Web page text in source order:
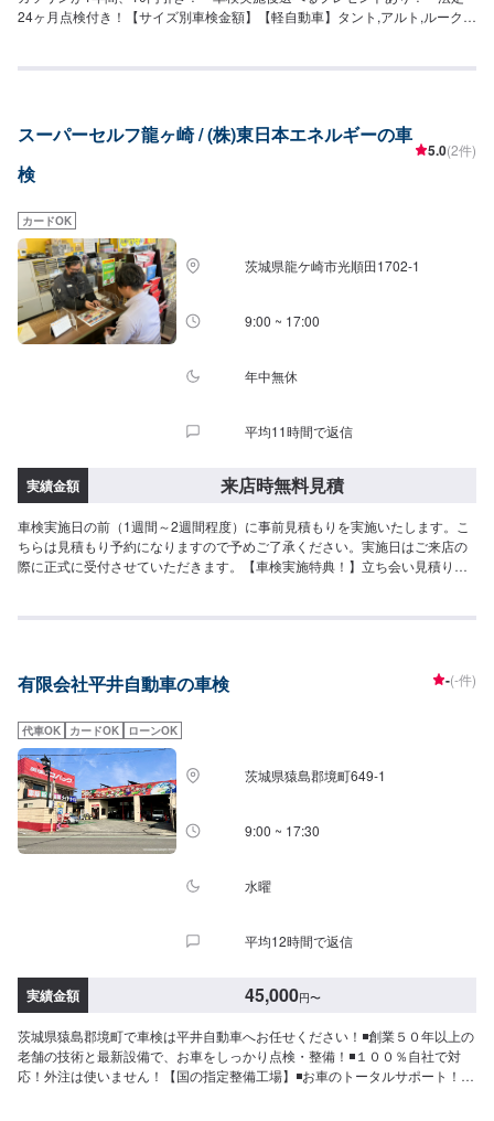
24ヶ月点検付き！【サイズ別車検金額】【軽自動車】タント,アルト,ルークス
パッソ等(1.0t以下)車検基本料：9,900円自賠責保険：17,650円重量税：
険：17,650円重量税：24,600円印紙代：2,200円--------------------------------------
--合計：54,350円【大型自動車】オデッセイ,セレナ,クラウン等(1.5t-2.0t以下)
車検基本料：9,900円自賠責保険：17,650円重量税：32,800円印紙代：2,300
スーパーセルフ龍ヶ崎 / (株)東日本エネルギーの車
検
5.0(2件)
カードOK
茨城県龍ケ崎市光順田1702-1
9:00 ~ 17:00
年中無休
平均11時間で返信
実績金額 来店時無料見積
車検実施日の前（1週間～2週間程度）に事前見積もりを実施いたします。こ
ちらは見積もり予約になりますので予めご了承ください。実施日はご来店の
際に正式に受付させていただきます。【車検実施特典！】立ち会い見積り無
ス！ウィンドウォッシャー液・LLC補充無料サービス！【金額】【軽自動
【小型自動車】ヴィッツ,マーチ等(1.0t以下)車検基本料：9,400円自賠責保
--合計：45,650円【中型自動車】ノート,カローラ,アクセラ等(1.0t-1.5t以下)車
検基本料：9,400円自賠責保険：17,650円重量税：24,600円印紙代：2,200
円----------------------------------------合計：53,850円（印紙代▶︎3ナンバーの場合
は、印紙代2,300円となります）【大型自動車】オデッセイ,セレナ,クラウン
等(1.5t-2.0t以下)車検基本料：9,400円自賠責保険：17,650円重量税：32,800
円印紙代：2,300円----------------------------------------合計：62,150円【代車利用
料】2,200円/台＋燃料代実費を頂戴しております。【選べるオプションコー
ン[パーフェクトコース]軽自動車：31,900円小型車：33,900円中型車：
グ6.オイルエレメント7.エアコンクリーニング(真空引き・ガス補充・オイル
有限会社平井自動車の車検 -(-件)
代車OK カードOK ローンOK
茨城県猿島郡境町649-1
9:00 ~ 17:30
水曜
平均12時間で返信
実績金額 45,000円〜
茨城県猿島郡境町で車検は平井自動車へお任せください！◾創業５０年以上の
老舗の技術と最新設備で、お車をしっかり点検・整備！◾１００％自社で対
応！外注は使いません！【国の指定整備工場】◾お車のトータルサポート！ど